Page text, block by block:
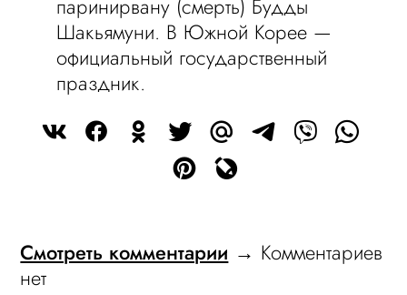
паринирвану (смерть) Будды
Шакьямуни. В Южной Корее —
официальный государственный
праздник.
Смотреть комментарии → Комментариев
нет